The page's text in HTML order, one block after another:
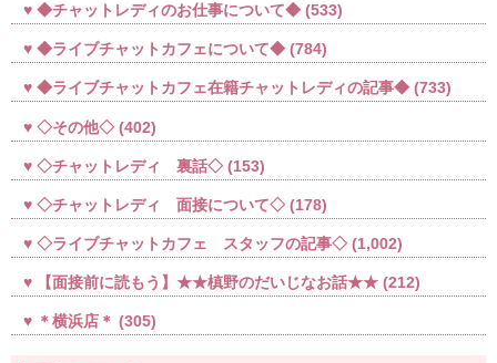
◆チャットレディのお仕事について◆ (533)
◆ライブチャットカフェについて◆ (784)
◆ライブチャットカフェ在籍チャットレディの記事◆ (733)
◇その他◇ (402)
◇チャットレディ 裏話◇ (153)
◇チャットレディ 面接について◇ (178)
◇ライブチャットカフェ スタッフの記事◇ (1,002)
【面接前に読もう】★★槙野のだいじなお話★★ (212)
＊横浜店＊ (305)